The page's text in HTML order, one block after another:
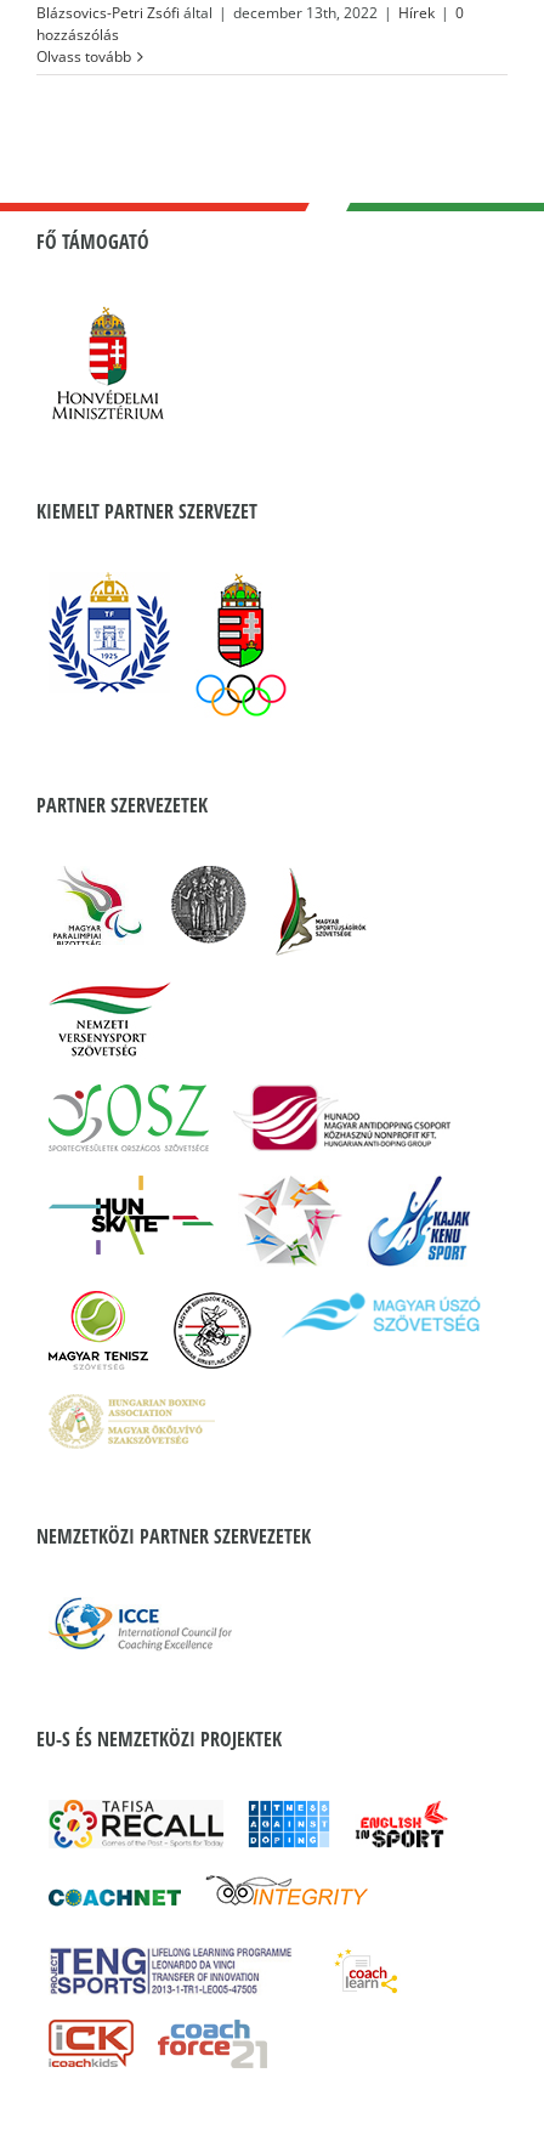
Blázsovics-Petri Zsófi által | december 13th, 2022 | Hírek | 0
hozzászólás
Olvass tovább
FŐ TÁMOGATÓ
KIEMELT PARTNER SZERVEZET
PARTNER SZERVEZETEK
NEMZETKÖZI PARTNER SZERVEZETEK
EU-S ÉS NEMZETKÖZI PROJEKTEK